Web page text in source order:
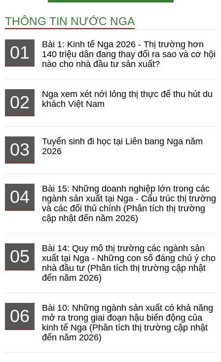
THÔNG TIN NƯỚC NGA
01
Bài 1: Kinh tế Nga 2026 - Thị trường hơn
140 triệu dân đang thay đổi ra sao và cơ hội
nào cho nhà đầu tư sản xuất?
02
Nga xem xét nới lỏng thị thực để thu hút du
khách Việt Nam
03
Tuyển sinh đi học tại Liên bang Nga năm
2026
04
Bài 15: Những doanh nghiệp lớn trong các
ngành sản xuất tại Nga - Cấu trúc thị trường
và các đối thủ chính (Phân tích thị trường
cập nhật đến năm 2026)
05
Bài 14: Quy mô thị trường các ngành sản
xuất tại Nga - Những con số đáng chú ý cho
nhà đầu tư (Phân tích thị trường cập nhật
đến năm 2026)
06
Bài 10: Những ngành sản xuất có khả năng
mở ra trong giai đoạn hậu biến động của
kinh tế Nga (Phân tích thị trường cập nhật
đến năm 2026)